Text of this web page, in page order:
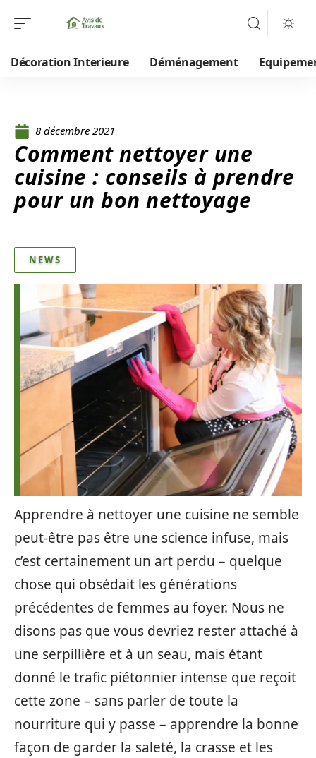
Décoration Interieure Déménagement
8 décembre 2021
Comment nettoyer une
cuisine : conseils à prendre
pour un bon nettoyage
NEWS
Apprendre à nettoyer une cuisine ne semble
peut-être pas être une science infuse, mais
c’est certainement un art perdu – quelque
chose qui obsédait les générations
précédentes de femmes au foyer. Nous ne
disons pas que vous devriez rester attaché à
une serpillière et à un seau, mais étant
donné le trafic piétonnier intense que reçoit
cette zone – sans parler de toute la
nourriture qui y passe – apprendre la bonne
façon de garder la saleté, la crasse et les